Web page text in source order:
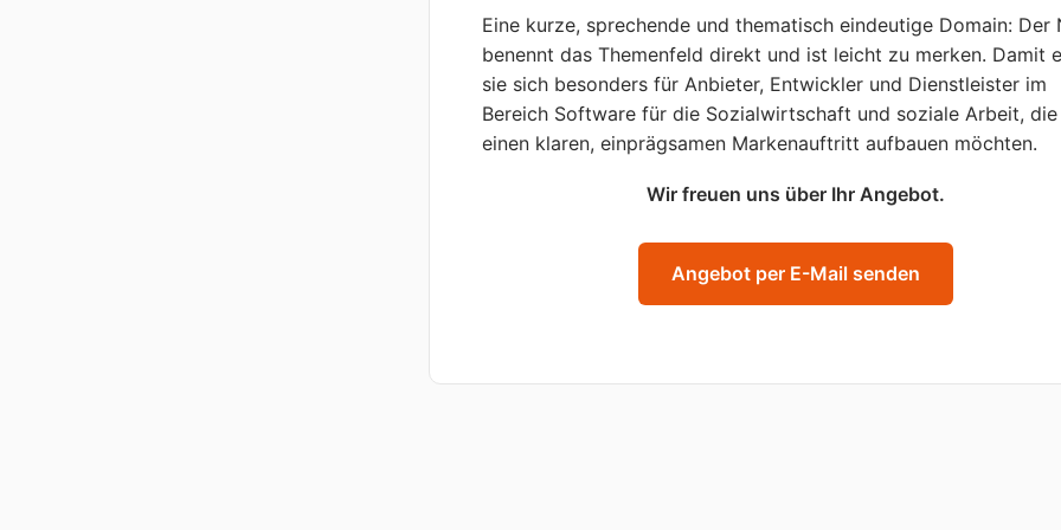
Eine kurze, sprechende und thematisch eindeutige Domain: Der
benennt das Themenfeld direkt und ist leicht zu merken. Damit
sie sich besonders für Anbieter, Entwickler und Dienstleister im
Bereich Software für die Sozialwirtschaft und soziale Arbeit, die
einen klaren, einprägsamen Markenauftritt aufbauen möchten.
Wir freuen uns über Ihr Angebot.
Angebot per E-Mail senden